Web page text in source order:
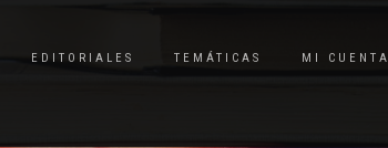
EDITORIALES TEMÁTICAS MI CUENTA